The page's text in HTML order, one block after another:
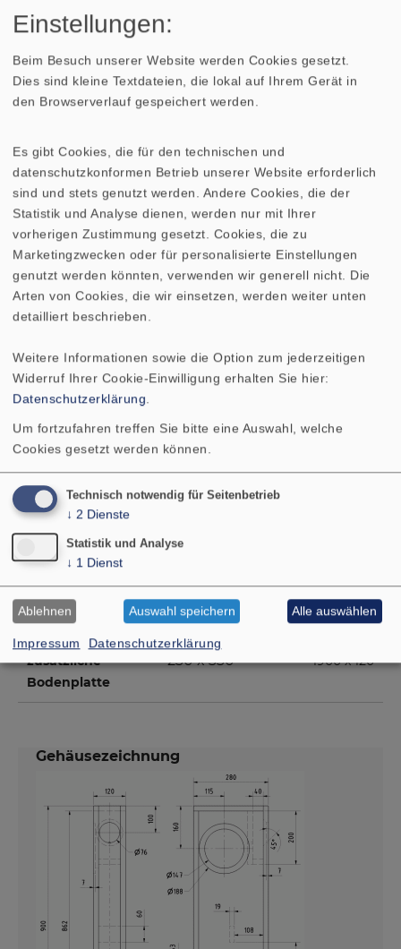
Bedämpfung
Die Dämpfungsmatten werden lose
imGehäuseverteilt. Dabei wird eine viertel
Matte für das Mitteltongehäuse verwendet
und die restlichen Matten für den
die Öffnung des Bassreflexrohres frei
bleibt.
Zuschnittliste für 1 Box
Teile Maße (mm) Anzahl
Material: 19 mm
Spanplatte oder MDF
Front 900 x 120
Rückwand
Seitenwände 862 x 242
Deckel, Boden 120 x 261 2
Innengehäuse
Rückwand
Versteifung 82 x 60 1
zusätzliche
Bodenplatte
230 x 330 1900 x 120
Gehäusezeichnung
Einstellungen:
Beim Besuch unserer Website werden Cookies gesetzt.
Dies sind kleine Textdateien, die lokal auf Ihrem Gerät in
den Browserverlauf gespeichert werden.
Es gibt Cookies, die für den technischen und
datenschutzkonformen Betrieb unserer Website erforderlich
sind und stets genutzt werden. Andere Cookies, die der
Statistik und Analyse dienen, werden nur mit Ihrer
vorherigen Zustimmung gesetzt. Cookies, die zu
Marketingzwecken oder für personalisierte Einstellungen
genutzt werden könnten, verwenden wir generell nicht. Die
Arten von Cookies, die wir einsetzen, werden weiter unten
detailliert beschrieben.
Weitere Informationen sowie die Option zum jederzeitigen
Widerruf Ihrer Cookie-Einwilligung erhalten Sie hier:
Datenschutzerklärung.
Um fortzufahren treffen Sie bitte eine Auswahl, welche
Cookies gesetzt werden können.
Impressum Datenschutzerklärung
Technisch notwendig für Seitenbetrieb
↓ 2 Dienste
Statistik und Analyse
↓ 1 Dienst
Ablehnen Auswahl speichern Alle auswählen